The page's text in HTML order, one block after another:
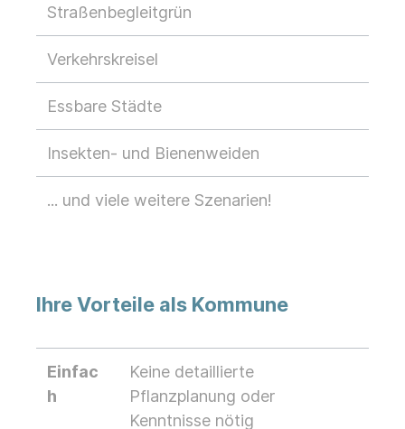
Straßenbegleitgrün
Verkehrskreisel
Essbare Städte
Insekten- und Bienenweiden
... und viele weitere Szenarien!
Ihre Vorteile als Kommune
Einfac
h
Keine detaillierte
Pflanzplanung oder
Kenntnisse nötig